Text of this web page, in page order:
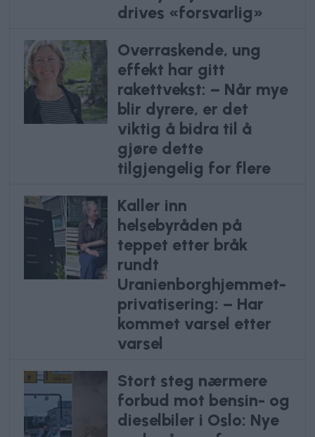
drives «forsvarlig»
Overraskende, ung
effekt har gitt
rakettvekst: – Når mye
blir dyrere, er det
viktig å bidra til å
gjøre dette
tilgjengelig for flere
Kaller inn
helsebyråden på
teppet etter bråk
rundt
Uranienborghjemmet-
privatisering: – Har
kommet varsel etter
varsel
Stort steg nærmere
forbud mot bensin- og
dieselbiler i Oslo: Nye